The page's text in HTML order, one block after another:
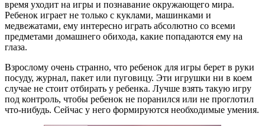
время уходит на игры и познавание окружающего мира.
Ребенок играет не только с куклами, машинками и
медвежатами, ему интересно играть абсолютно со всеми
предметами домашнего обихода, какие попадаются ему на
глаза.
Взрослому очень странно, что ребенок для игры берет в руки
посуду, журнал, пакет или пуговицу. Эти игрушки ни в коем
случае не стоит отбирать у ребенка. Лучше взять такую игру
под контроль, чтобы ребенок не поранился или не проглотил
что-нибудь. Сейчас у него формируются необходимые умения.